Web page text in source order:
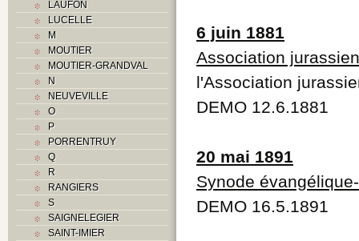
LAUFON
LUCELLE
M
MOUTIER
MOUTIER-GRANDVAL
N
NEUVEVILLE
O
P
PORRENTRUY
Q
R
RANGIERS
S
SAIGNELEGIER
SAINT-IMIER
6 juin 1881
Association
l'Association
DEMO 12.6.1881
20 mai 1891
Synode
DEMO 16.5.1891